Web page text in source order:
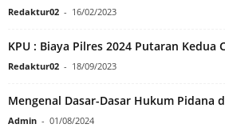
Redaktur02 - 16/02/2023
KPU : Biaya Pilres 2024 Putaran Kedua
Redaktur02 - 18/09/2023
Mengenal Dasar-Dasar Hukum Pidana
Admin - 01/08/2024